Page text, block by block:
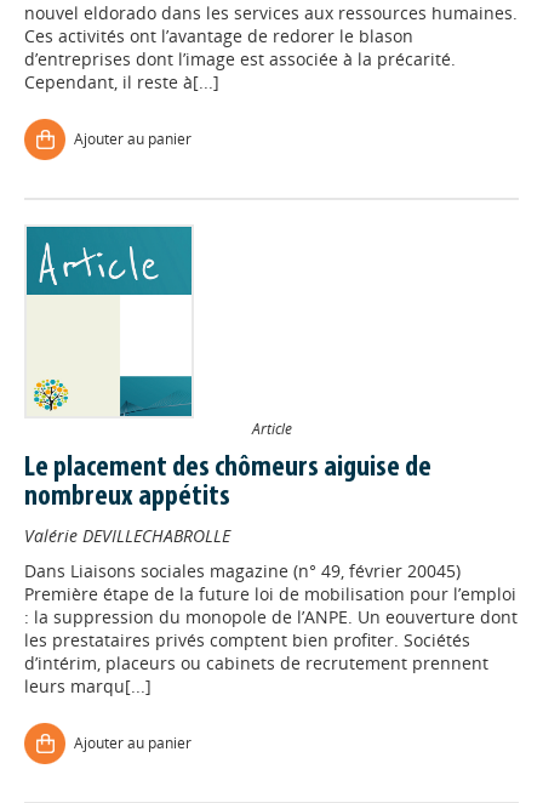
nouvel eldorado dans les services aux ressources humaines.
Ces activités ont l’avantage de redorer le blason
d’entreprises dont l’image est associée à la précarité.
Cependant, il reste à[...]
Ajouter au panier
Article
Le placement des chômeurs aiguise de
nombreux appétits
Valérie DEVILLECHABROLLE
Dans Liaisons sociales magazine (n° 49, février 20045)
Première étape de la future loi de mobilisation pour l’emploi
: la suppression du monopole de l’ANPE. Un eouverture dont
les prestataires privés comptent bien profiter. Sociétés
d’intérim, placeurs ou cabinets de recrutement prennent
leurs marqu[...]
Ajouter au panier